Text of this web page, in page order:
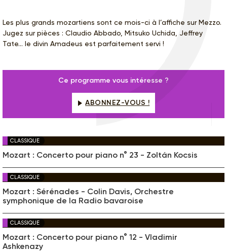
Les plus grands mozartiens sont ce mois-ci à l’affiche sur Mezzo.
Jugez sur pièces : Claudio Abbado, Mitsuko Uchida, Jeffrey
Tate… le divin Amadeus est parfaitement servi !
Ce programme vous intéresse ?
ABONNEZ-VOUS !
CLASSIQUE
Mozart : Concerto pour piano n° 23 - Zoltán Kocsis
CLASSIQUE
Mozart : Sérénades - Colin Davis, Orchestre
symphonique de la Radio bavaroise
CLASSIQUE
Mozart : Concerto pour piano n° 12 - Vladimir
Ashkenazy